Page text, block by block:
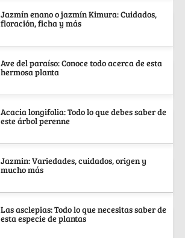
Jazmín enano o jazmín Kimura: Cuidados,
floración, ficha y más
Ave del paraíso: Conoce todo acerca de esta
hermosa planta
Acacia longifolia: Todo lo que debes saber de
este árbol perenne
Jazmin: Variedades, cuidados, origen y
mucho más
Las asclepias: Todo lo que necesitas saber de
esta especie de plantas